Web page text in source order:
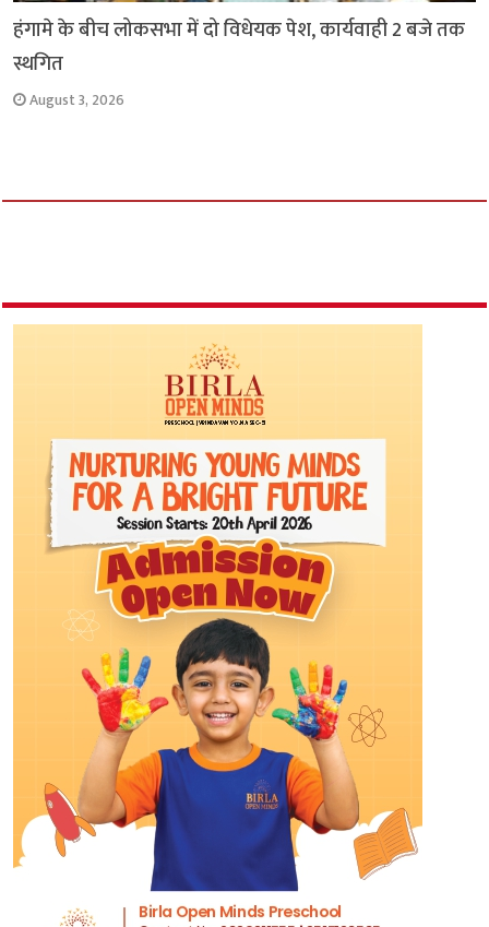
हंगामे के बीच लोकसभा में दो विधेयक पेश, कार्यवाही 2 बजे तक
स्थगित
August 3, 2026